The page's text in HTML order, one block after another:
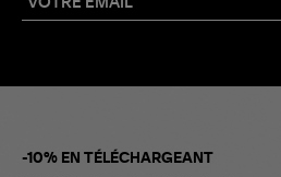
-10% EN TÉLÉCHARGEANT